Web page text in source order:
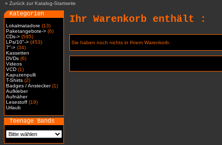
» Zurück zur Katalog-Startseite
Kategorien
Lokalmatadore (13)
Paketangebote-> (6)
CDs-> (595)
LPs/10"-> (453)
7"-> (34)
Kassetten
DVDs (6)
Videos
VCD (1)
Kapuzenpulli
T-Shirts (2)
Badges / Anstecker(1)
Aufkleber
Aufnäher
Lesestoff (19)
Urlaub
Teenage Bands
Ihr Warenkorb enthält :
Sie haben noch nichts in Ihrem Warenkorb.